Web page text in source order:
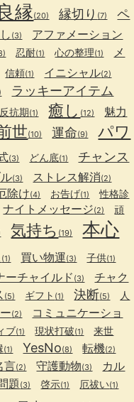
良縁(20) 縁切り (7)
ペ
(3) アファメーション
忍耐(1) 心の整理(1)
メ
信頼(1) イニシャル(2)
ラッキーアイテム
反抗期(1) 癒し (12) 魅力
世(10) 運命(9)
パワ
(3) どん底(1) チャンス
(3) ストレス解消(2)
除け(4) お告げ(1)
性格診
ナイトメッセージ(2)
頑
気持ち (19) 本心
(1) 買い物運(3) 子供(1)
ーチャイルド (3)
チャク
(5) ギフト (1) 決断(5)
人
(2)
コミュニケーショ
ブ(1) 現状打破(1) 来世
(1) YesNo(8) 転機(2)
言(2) 守護動物(3)
カル
題(3) 啓示(1) 厄祓い(1)